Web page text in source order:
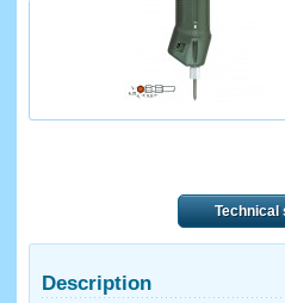
Technical
Description